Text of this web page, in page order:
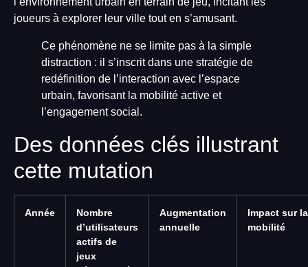
joueurs à explorer leur ville tout en s’amusant.
Ce phénomène ne se limite pas à la simple
distraction : il s’inscrit dans une stratégie de
redéfinition de l’interaction avec l’espace
urbain, favorisant la mobilité active et
l’engagement social.
Des données clés illustrant
cette mutation
Année
Nombre
d’utilisateurs
actifs de
jeux
Augmentation
annuelle
Impact sur la
mobilité